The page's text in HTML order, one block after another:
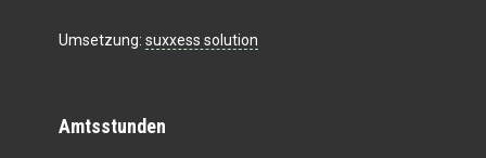
Umsetzung: suxxess solution
Amtsstunden